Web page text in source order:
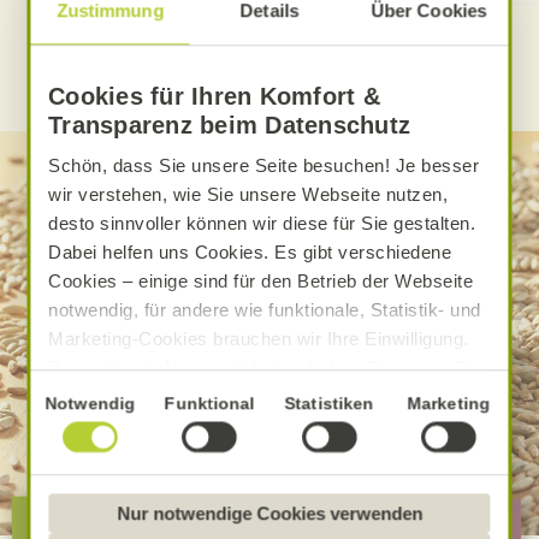
Zustimmung Details Über Cookies
Cookies für Ihren Komfort &
Transparenz beim Datenschutz
Schön, dass Sie unsere Seite besuchen! Je besser
wir verstehen, wie Sie unsere Webseite nutzen,
desto sinnvoller können wir diese für Sie gestalten.
Dabei helfen uns Cookies. Es gibt verschiedene
Cookies – einige sind für den Betrieb der Webseite
notwendig, für andere wie funktionale, Statistik- und
Marketing-Cookies brauchen wir Ihre Einwilligung.
Das optimale Nutzererlebnis erhalten Sie, wenn Sie
„Alle Cookies erlauben“ anklicken. Ihre Einwilligung
umfasst in diesem Fall auch den Einsatz von
Dienstleistern in Drittländern, die kein mit der EU
Sofern personenbezogene Daten dorthin übermittelt
Einwilligungsauswahl
Notwendig Funktional Statistiken Marketing
Nur notwendige Cookies verwenden
Die besondere Alnatura